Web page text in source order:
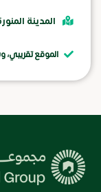
المدينة
الموقع تقريبي،